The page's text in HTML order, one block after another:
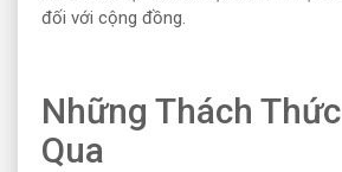
đối với cộng đồng.
Những Thách
Qua